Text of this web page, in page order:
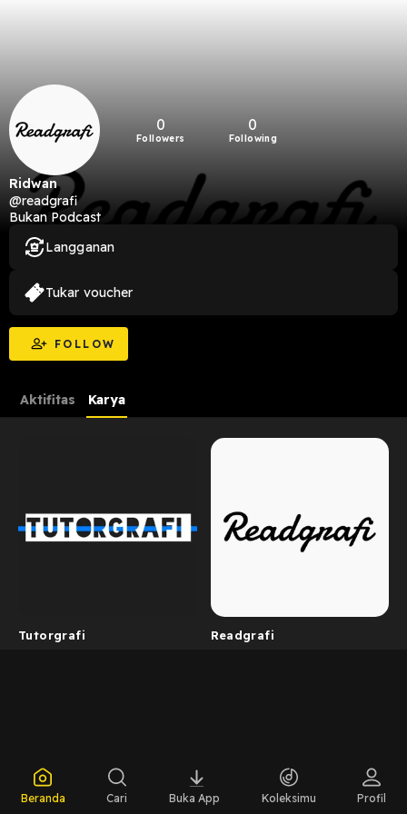
0
Followers
0
Following
Ridwan
@readgrafi
Bukan Podcast
FOLLOW
Langganan
Tukar voucher
Aktifitas Karya
Tutorgrafi Readgrafi
Beranda Cari Buka App Koleksimu Profil